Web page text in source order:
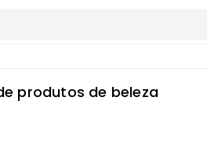
produtos de beleza